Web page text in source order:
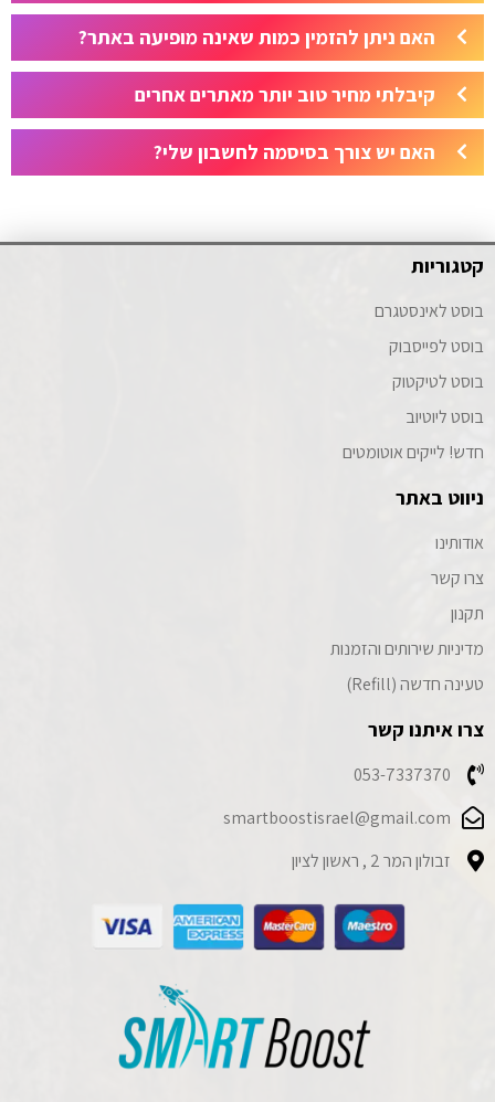
האם ניתן להזמין כמות שאינה מופיעה באתר?
קיבלתי מחיר טוב יותר מאתרים אחרים
האם יש צורך בסיסמה לחשבון שלי?
קטגוריות
בוסט לאינסטגרם
בוסט לפייסבוק
בוסט לטיקטוק
בוסט ליוטיוב
חדש! לייקים אוטומטים
ניווט באתר
אודותינו
צרו קשר
תקנון
מדיניות שירותים והזמנות
טעינה חדשה (Refill)
צרו איתנו קשר
053-7337370
smartboostisrael@gmail.com
זבולון המר 2 , ראשון לציון